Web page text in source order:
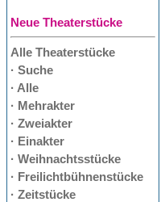
Neue Theaterstücke
Alle Theaterstücke
· Suche
· Alle
· Mehrakter
· Zweiakter
· Einakter
· Weihnachtsstücke
· Freilichtbühnenstücke
· Zeitstücke